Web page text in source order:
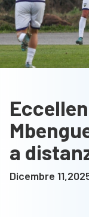
a
Dicembre